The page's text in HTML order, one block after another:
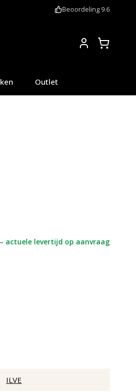
Beoordeling 9.6
Outlet
actuele levertijd op aanvraag
ILVE